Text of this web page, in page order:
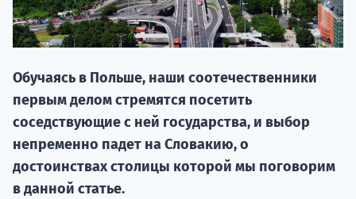
Обучаясь в Польше, наши соотечественники
первым делом стремятся посетить
соседствующие с ней государства, и выбор
непременно падет на Словакию, о
достоинствах столицы которой мы поговорим
в данной статье.